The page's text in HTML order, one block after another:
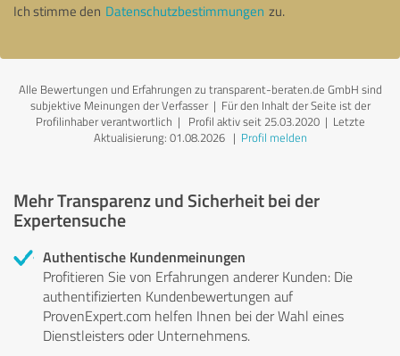
Ich stimme den Datenschutzbestimmungen zu.
Alle Bewertungen und Erfahrungen zu transparent-beraten.de GmbH sind
subjektive Meinungen der Verfasser | Für den Inhalt der Seite ist der
Profilinhaber verantwortlich | Profil aktiv seit 25.03.2020 | Letzte
Aktualisierung: 01.08.2026| Profil melden
Mehr Transparenz und Sicherheit bei der
Expertensuche
Authentische Kundenmeinungen
Profitieren Sie von Erfahrungen anderer Kunden: Die
authentifizierten Kundenbewertungen auf
ProvenExpert.com helfen Ihnen bei der Wahl eines
Dienstleisters oder Unternehmens.